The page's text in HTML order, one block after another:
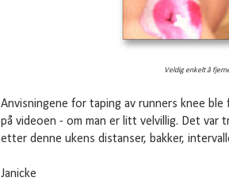
Veldig enkelt å
Anvisningene for taping av runners knee
på videoen - om man er litt velvillig. Det var
etter denne ukens distanser, bakker,
Janicke